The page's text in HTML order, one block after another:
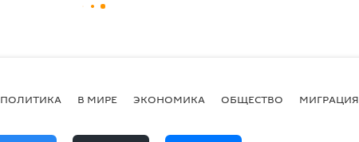
ПОЛИТИКА В МИРЕ ЭКОНОМИКА ОБЩЕСТВО МИГРАЦИЯ